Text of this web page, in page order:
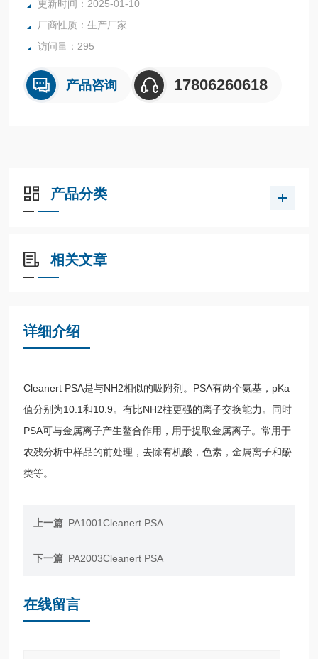
更新时间：2025-01-10
厂商性质：生产厂家
访问量：295
产品咨询 17806260618
产品分类
相关文章
详细介绍
Cleanert PSA是与NH2相似的吸附剂。PSA有两个氨基，pKa
值分别为10.1和10.9。有比NH2柱更强的离子交换能力。同时
PSA可与金属离子产生鳌合作用，用于提取金属离子。常用于
农残分析中样品的前处理，去除有机酸，色素，金属离子和酚
类等。
上一篇 PA1001Cleanert PSA
下一篇 PA2003Cleanert PSA
在线留言